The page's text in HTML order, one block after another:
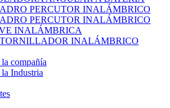
PERCUTOR INALÁMBRICO
PERCUTOR INALÁMBRICO
INALÁMBRICA
INALÁMBRICO
compañía
Industria